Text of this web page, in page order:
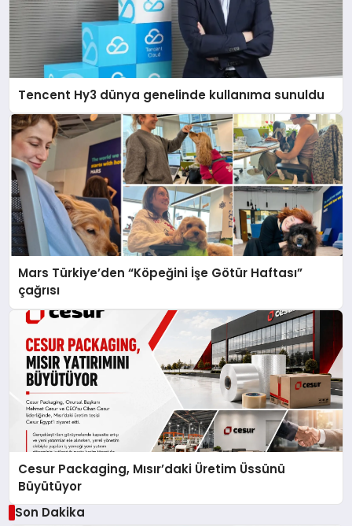
Tencent Hy3 dünya genelinde kullanıma sunuldu
Mars Türkiye’den “Köpeğini İşe Götür Haftası”
çağrısı
Cesur Packaging, Mısır’daki Üretim Üssünü
Büyütüyor
Son Dakika